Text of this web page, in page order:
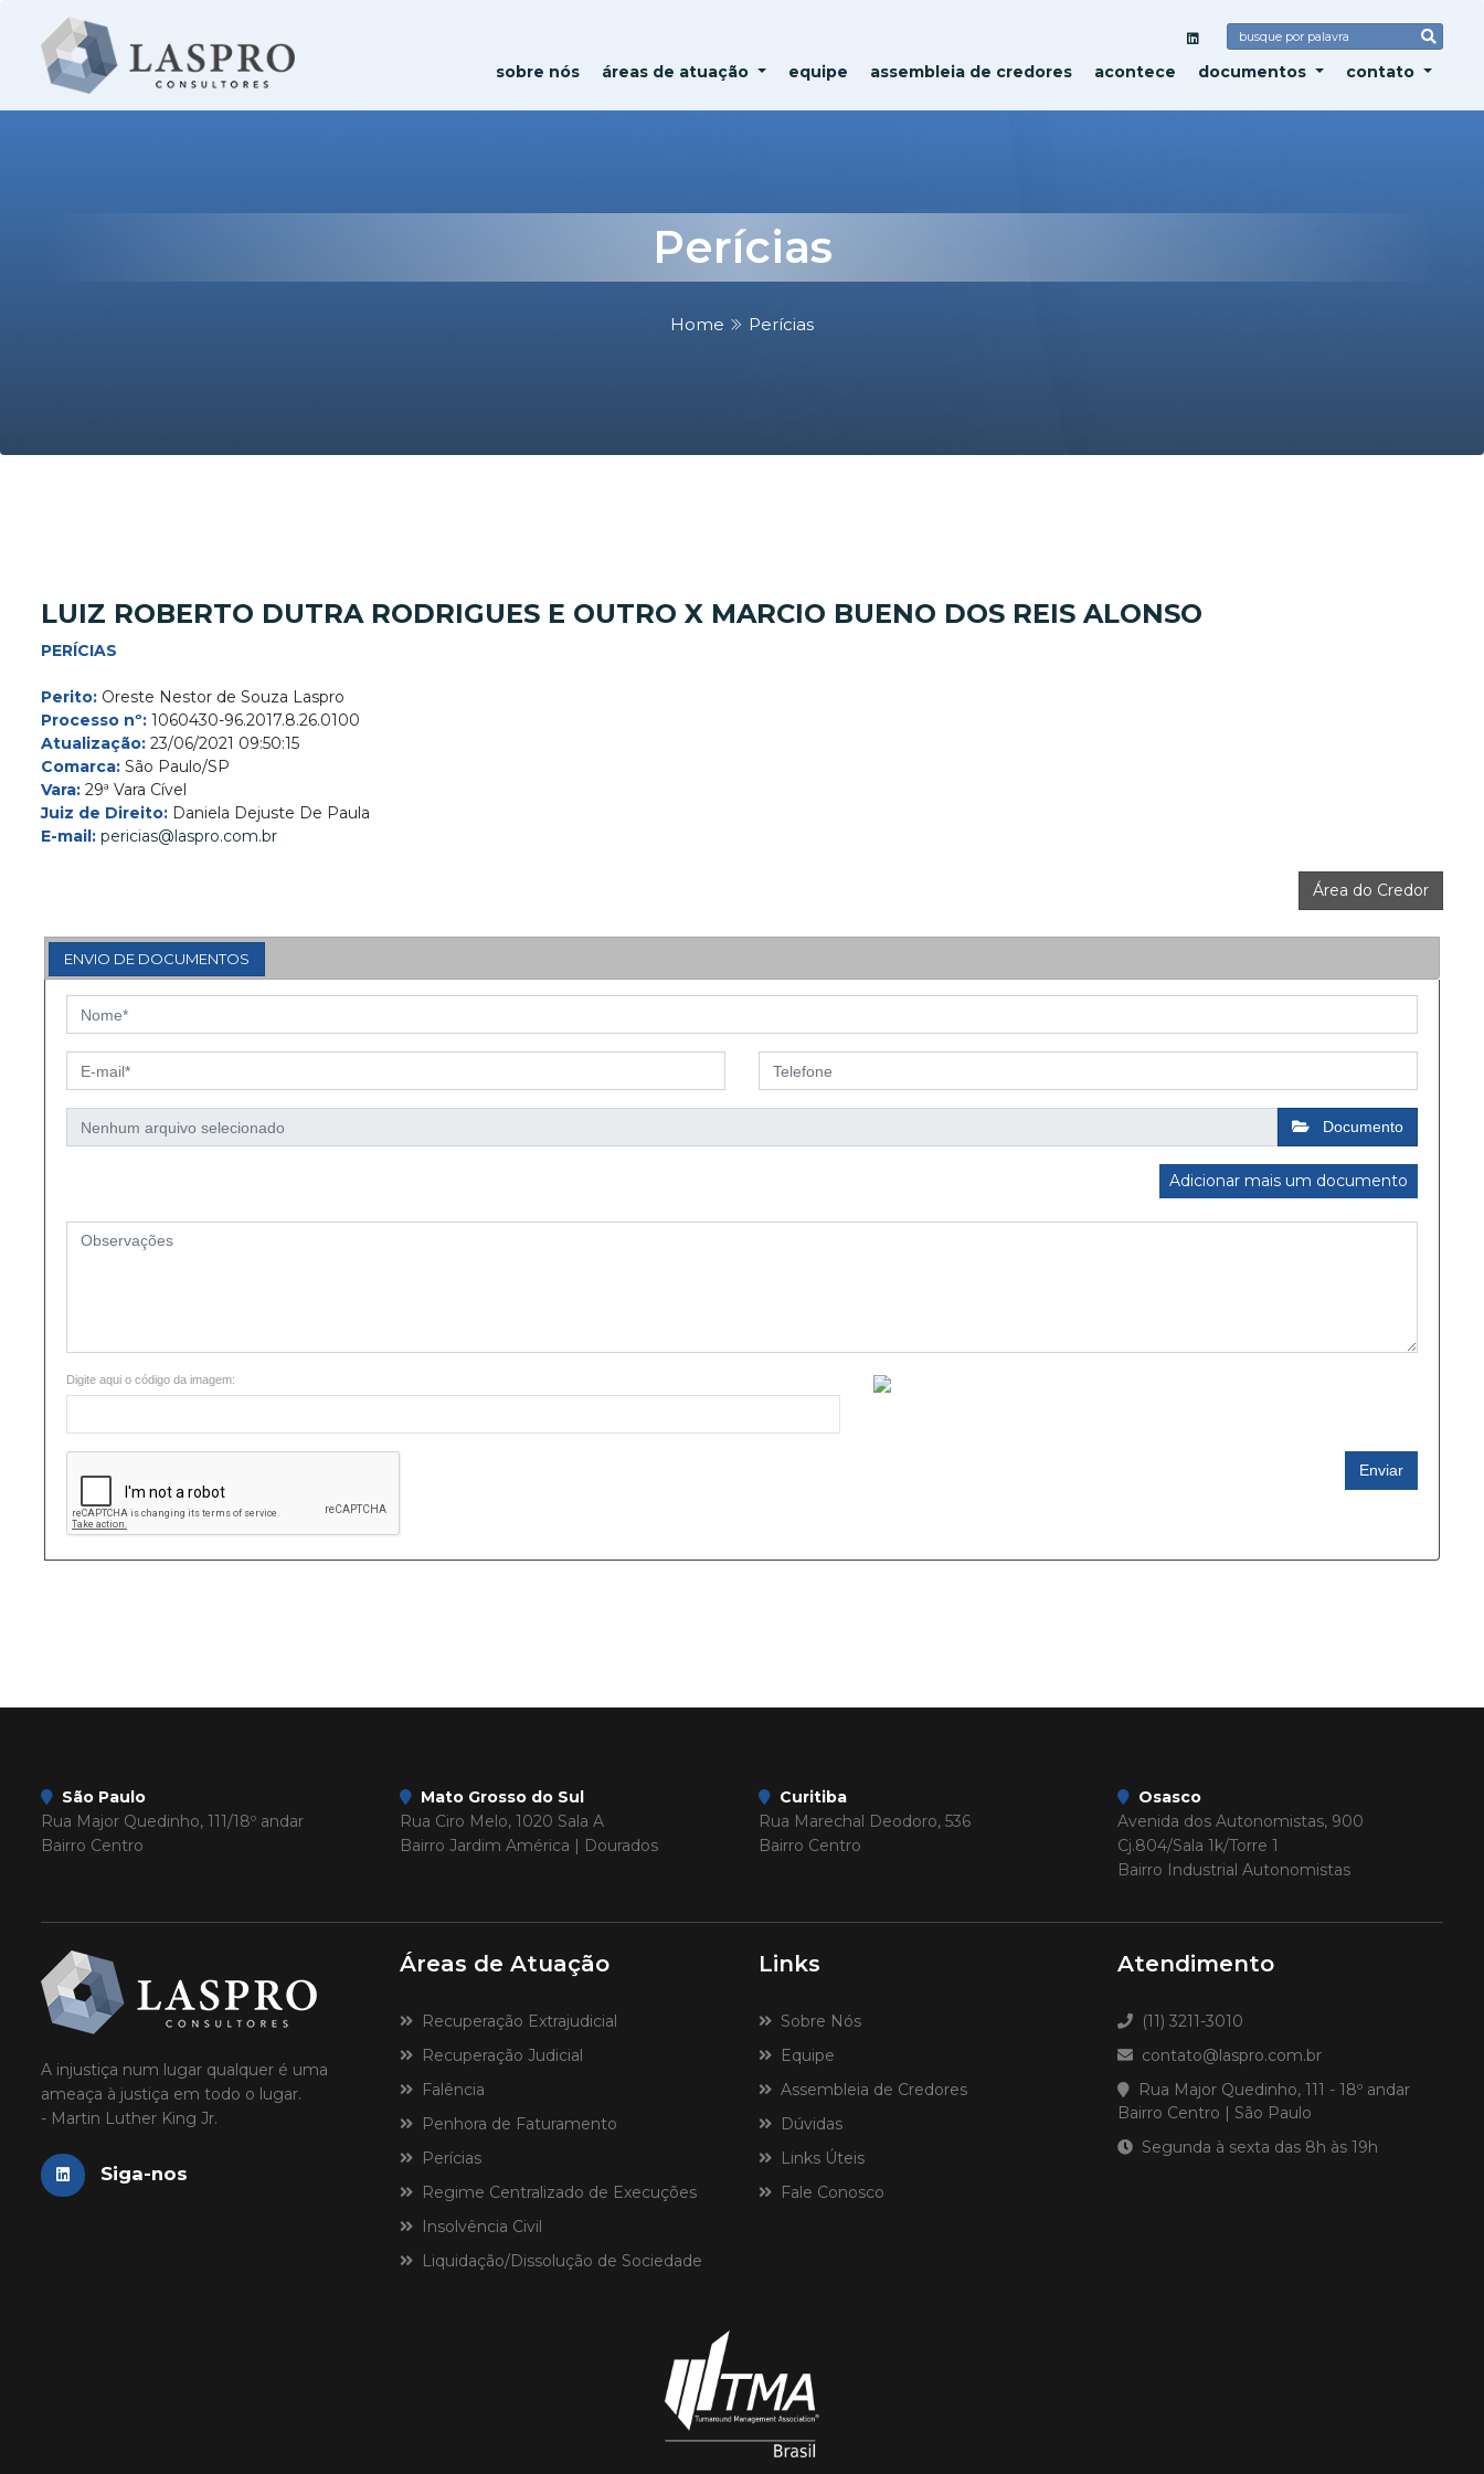
sobre nós áreas de atuação equipe assembleia de credores acontece documentos contato
Perícias
Home Perícias
LUIZ ROBERTO DUTRA RODRIGUES E OUTRO X MARCIO BUENO DOS REIS ALONSO
PERÍCIAS
Perito: Oreste Nestor de Souza Laspro
Processo nº: 1060430-96.2017.8.26.0100
Atualização: 23/06/2021 09:50:15
Comarca: São Paulo/SP
Vara: 29ª Vara Cível
Juiz de Direito: Daniela Dejuste De Paula
E-mail: pericias@laspro.com.br
Área do Credor
ENVIO DE DOCUMENTOS
Documento
Adicionar mais um documento
Digite aqui o código da imagem:
Enviar
São Paulo
Rua Major Quedinho, 111/18º andar
Bairro Centro
Mato Grosso do Sul
Rua Ciro Melo, 1020 Sala A
Bairro Jardim América | Dourados
Curitiba
Rua Marechal Deodoro, 536
Bairro Centro
Osasco
Avenida dos Autonomistas, 900
Cj.804/Sala 1k/Torre 1
Bairro Industrial Autonomistas
A injustiça num lugar qualquer é uma
ameaça à justiça em todo o lugar.
- Martin Luther King Jr.
Siga-nos
Áreas de Atuação
Recuperação Extrajudicial
Recuperação Judicial
Falência
Penhora de Faturamento
Perícias
Regime Centralizado de Execuções
Insolvência Civil
Liquidação/Dissolução de Sociedade
Links
Sobre Nós
Equipe
Assembleia de Credores
Dúvidas
Links Úteis
Fale Conosco
Atendimento
(11) 3211-3010
contato@laspro.com.br
Rua Major Quedinho, 111 - 18º andar
Bairro Centro | São Paulo
Segunda à sexta das 8h às 19h